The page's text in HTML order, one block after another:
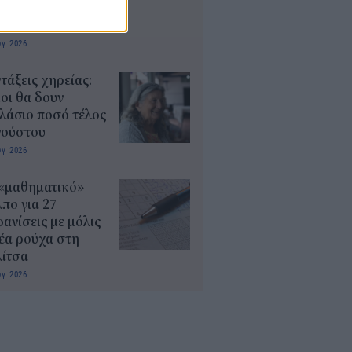
2026
χηρείας:
θα δουν
ποσό τέλος
2026
για 27
με μόλις
ρούχα στη
2026